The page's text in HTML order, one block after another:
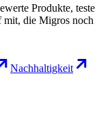
Produkte, teste
mit, die Migros noch
Nachhaltigkeit